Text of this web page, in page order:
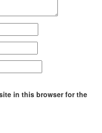
in this browser for the